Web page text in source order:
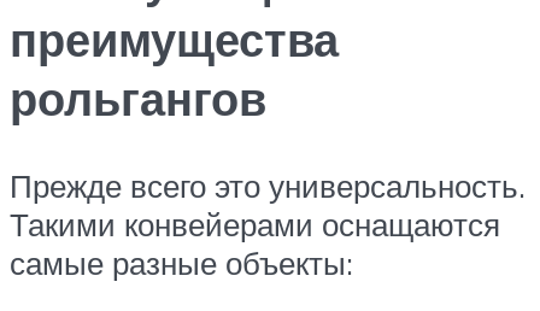
преимущества
рольгангов
Прежде всего это универсальность.
Такими конвейерами оснащаются
самые разные объекты: